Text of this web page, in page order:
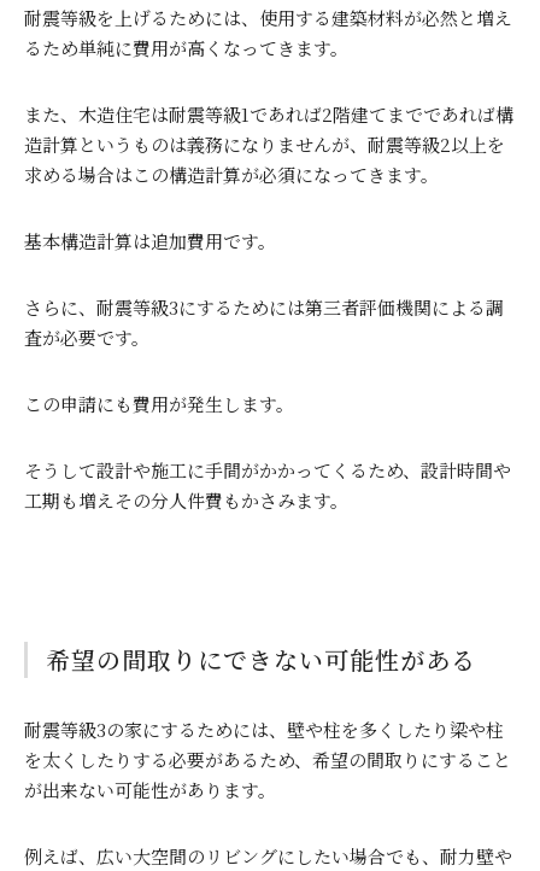
耐震等級を上げるためには、使用する建築材料が必然と増え
るため単純に費用が高くなってきます。
また、木造住宅は耐震等級1であれば2階建てまでであれば構
造計算というものは義務になりませんが、耐震等級2以上を
求める場合はこの構造計算が必須になってきます。
基本構造計算は追加費用です。
さらに、耐震等級3にするためには第三者評価機関による調
査が必要です。
この申請にも費用が発生します。
そうして設計や施工に手間がかかってくるため、設計時間や
工期も増えその分人件費もかさみます。
希望の間取りにできない可能性がある
耐震等級3の家にするためには、壁や柱を多くしたり梁や柱
を太くしたりする必要があるため、希望の間取りにすること
が出来ない可能性があります。
例えば、広い大空間のリビングにしたい場合でも、耐力壁や